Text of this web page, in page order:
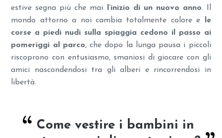
estive segna più che mai
l’inizio di un nuovo anno. Il
mondo attorno a noi cambia totalmente colore e
le
corse a piedi nudi sulla spiaggia cedono il passo ai
pomeriggi al parco, che dopo la lunga pausa i piccoli
riscoprono con entusiasmo, smaniosi di giocare con gli
amici nascondendosi tra gli alberi e rincorrendosi in
libertà.
Come vestire i bambini in